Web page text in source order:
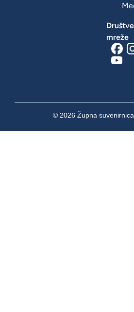
mreže
© 2026 Župna